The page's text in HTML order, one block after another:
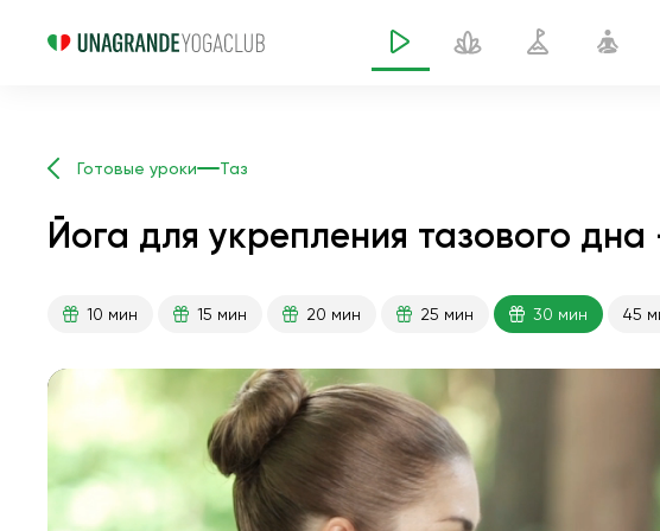
Готовые уроки Таз
Йога для укрепления тазового
10 мин 15 мин 20 мин 25 мин 30 мин 45
Йога для